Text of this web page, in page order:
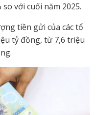
với cuối năm 2025.
tiền gửi của các tổ
tỷ đồng, từ 7,6 triệu